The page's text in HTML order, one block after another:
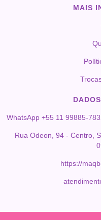
MAIS
WhatsApp +55 11 99885-
Rua Odeon, 94 - Centro,
https://